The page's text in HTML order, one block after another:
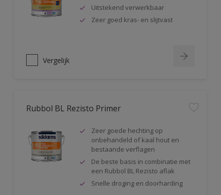
Uitstekend verwerkbaar
Zeer goed kras- en slijtvast
Vergelijk
Rubbol BL Rezisto Primer
Zeer goede hechting op
onbehandeld of kaal hout en
bestaande verflagen
De beste basis in combinatie met
een Rubbol BL Rezisto aflak
Snelle droging en doorharding